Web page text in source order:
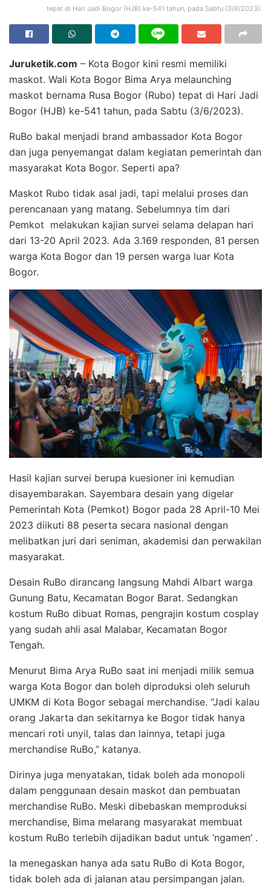
tepat di Hari Jadi Bogor (HJB) ke-541 tahun, pada Sabtu (3/6/2023).
Juruketik.com – Kota Bogor kini resmi memiliki
maskot. Wali Kota Bogor Bima Arya melaunching
maskot bernama Rusa Bogor (Rubo) tepat di Hari Jadi
Bogor (HJB) ke-541 tahun, pada Sabtu (3/6/2023).
RuBo bakal menjadi brand ambassador Kota Bogor
dan juga penyemangat dalam kegiatan pemerintah dan
masyarakat Kota Bogor. Seperti apa?
Maskot Rubo tidak asal jadi, tapi melalui proses dan
perencanaan yang matang. Sebelumnya tim dari
Pemkot melakukan kajian survei selama delapan hari
dari 13-20 April 2023. Ada 3.169 responden, 81 persen
warga Kota Bogor dan 19 persen warga luar Kota
Bogor.
Hasil kajian survei berupa kuesioner ini kemudian
disayembarakan. Sayembara desain yang digelar
Pemerintah Kota (Pemkot) Bogor pada 28 April-10 Mei
2023 diikuti 88 peserta secara nasional dengan
melibatkan juri dari seniman, akademisi dan perwakilan
masyarakat.
Desain RuBo dirancang langsung Mahdi Albart warga
Gunung Batu, Kecamatan Bogor Barat. Sedangkan
kostum RuBo dibuat Romas, pengrajin kostum cosplay
yang sudah ahli asal Malabar, Kecamatan Bogor
Tengah.
Menurut Bima Arya RuBo saat ini menjadi milik semua
warga Kota Bogor dan boleh diproduksi oleh seluruh
UMKM di Kota Bogor sebagai merchandise. “Jadi kalau
orang Jakarta dan sekitarnya ke Bogor tidak hanya
mencari roti unyil, talas dan lainnya, tetapi juga
merchandise RuBo,” katanya.
Dirinya juga menyatakan, tidak boleh ada monopoli
dalam penggunaan desain maskot dan pembuatan
merchandise RuBo. Meski dibebaskan memproduksi
merchandise, Bima melarang masyarakat membuat
kostum RuBo terlebih dijadikan badut untuk ‘ngamen’ .
Ia menegaskan hanya ada satu RuBo di Kota Bogor,
tidak boleh ada di jalanan atau persimpangan jalan.